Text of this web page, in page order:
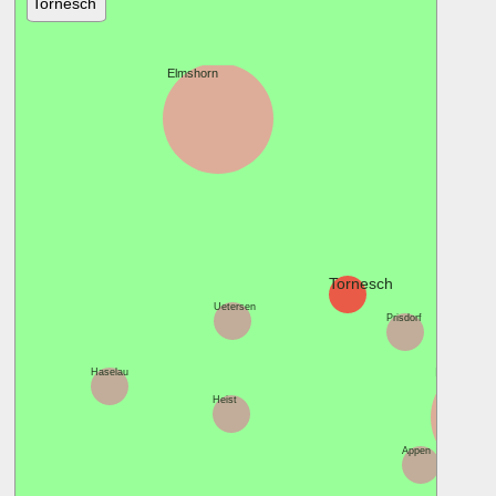
Tornesch
Haselau
Prisdorf
Heist
Appen
Tornesch
Uetersen
Elmshorn